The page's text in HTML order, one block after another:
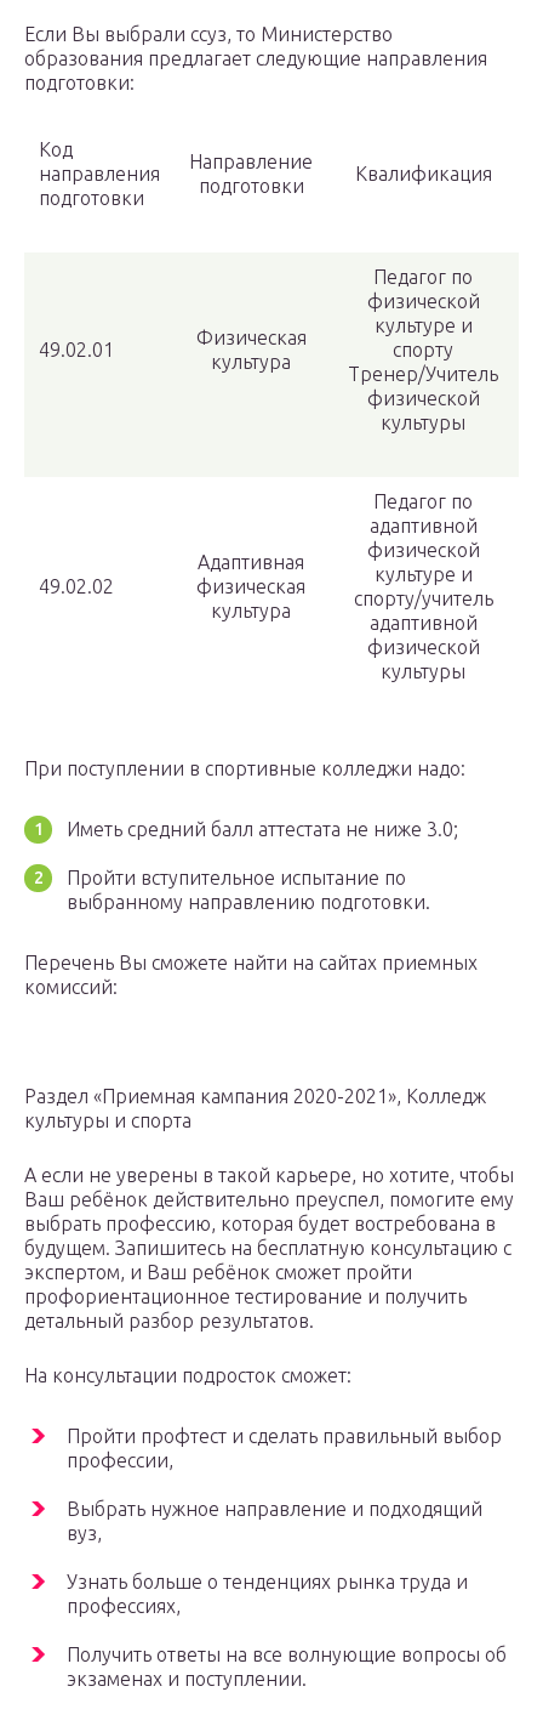
Если Вы выбрали ссуз, то Министерство
образования предлагает следующие направления
подготовки:
Код
направления
подготовки
Направление
подготовки
Квалификация
49.02.01
Физическая
культура
Педагог по
физической
культуре и
спорту
Тренер/Учитель
физической
культуры
49.02.02
Адаптивная
физическая
культура
Педагог по
адаптивной
физической
культуре и
спорту/учитель
адаптивной
физической
культуры
При поступлении в спортивные колледжи надо:
Иметь средний балл аттестата не ниже 3.0;
Пройти вступительное испытание по
выбранному направлению подготовки.
Перечень Вы сможете найти на сайтах приемных
комиссий:
Раздел «Приемная кампания 2020-2021», Колледж
культуры и спорта
А если не уверены в такой карьере, но хотите, чтобы
Ваш ребёнок действительно преуспел, помогите ему
выбрать профессию, которая будет востребована в
будущем. Запишитесь на бесплатную консультацию с
экспертом, и Ваш ребёнок сможет пройти
профориентационное тестирование и получить
детальный разбор результатов.
На консультации подросток сможет:
Пройти профтест и сделать правильный выбор
профессии,
Выбрать нужное направление и подходящий
вуз,
Узнать больше о тенденциях рынка труда и
профессиях,
Получить ответы на все волнующие вопросы об
экзаменах и поступлении.